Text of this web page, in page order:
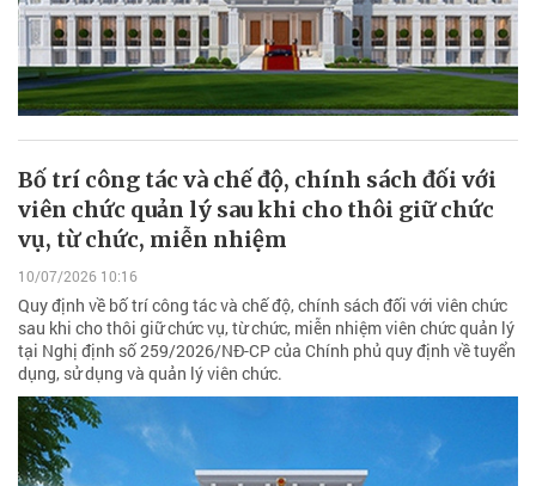
Bố trí công tác và chế độ, chính sách đối với
viên chức quản lý sau khi cho thôi giữ chức
vụ, từ chức, miễn nhiệm
10/07/2026 10:16
Quy định về bố trí công tác và chế độ, chính sách đối với viên chức
sau khi cho thôi giữ chức vụ, từ chức, miễn nhiệm viên chức quản lý
tại Nghị định số 259/2026/NĐ-CP của Chính phủ quy định về tuyển
dụng, sử dụng và quản lý viên chức.